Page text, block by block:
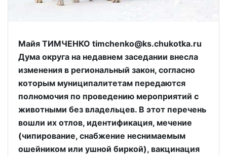
Майя ТИМЧЕНКО timchenko@ks.chukotka.ru
Дума округа на недавнем заседании внесла
изменения в региональный закон, согласно
которым муниципалитетам передаются
полномочия по проведению мероприятий с
животными без владельцев. В этот перечень
вошли их отлов, идентификация, мечение
(чипирование, снабжение неснимаемым
ошейником или ушной биркой), вакцинация